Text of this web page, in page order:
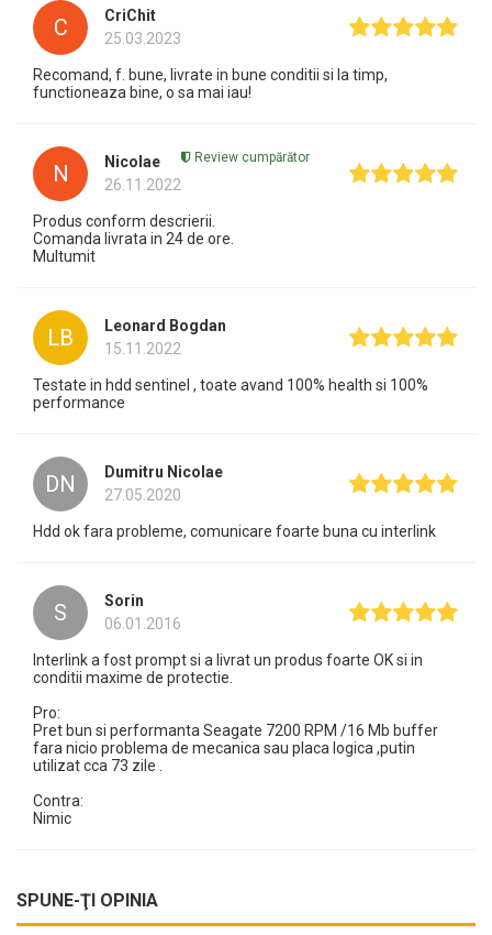
C
CriChit
25.03.2023
Recomand, f. bune, livrate in bune conditii si la timp,
functioneaza bine, o sa mai iau!
N
Nicolae
26.11.2022
Review cumpărător
Produs conform descrierii.
Comanda livrata in 24 de ore.
Multumit
LB
Leonard Bogdan
15.11.2022
Testate in hdd sentinel , toate avand 100% health si 100%
performance
DN
Dumitru Nicolae
27.05.2020
Hdd ok fara probleme, comunicare foarte buna cu interlink
S
Sorin
06.01.2016
Interlink a fost prompt si a livrat un produs foarte OK si in
conditii maxime de protectie.
Pro:
Pret bun si performanta Seagate 7200 RPM /16 Mb buffer
fara nicio problema de mecanica sau placa logica ,putin
utilizat cca 73 zile .
Contra:
Nimic
SPUNE-ŢI OPINIA